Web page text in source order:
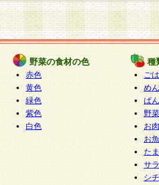
登録希望者による会員登録手続
登録の承認が完了した時点で会
、会員に対して適用されるもの
る個人情報は、すべて会員登録
ものと考えております。従っ
提供を希望されない場合には、
ません が、提供されないこと
をご利用いただけない場合があ
から当社が保有している個人情
野菜の食材の色
赤色
黄色
緑色
紫色
白色
種
ご
めん
ぱん
野
お
お
た
サ
シ